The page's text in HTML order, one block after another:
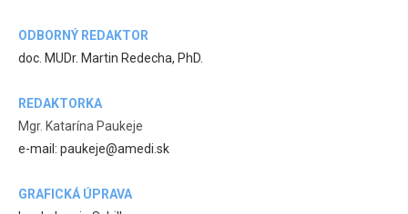
ODBORNÝ REDAKTOR
doc. MUDr. Martin Redecha, PhD.
REDAKTORKA
Mgr. Katarína Paukeje
e-mail: paukeje@amedi.sk
GRAFICKÁ ÚPRAVA